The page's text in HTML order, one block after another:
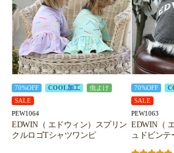
70%OFF COOL加工
虫よけ
SALE
PEW1064
EDWIN（ エドウィン）スプリン
クルロゴTシャツワンピ
70%OFF
SALE
PEW1063
EDWIN（
ュドビンテ